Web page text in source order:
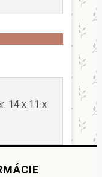
14 x 11 x